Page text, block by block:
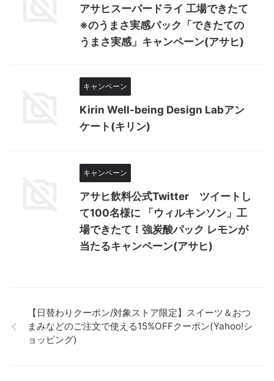
アサヒスーパードライ 工場できたて
※のうまさ実感パック「できたての
うまさ実感」キャンペーン(アサヒ)
キャンペーン
Kirin Well-being Design Labアン
ケート(キリン)
キャンペーン
アサヒ飲料公式Twitter ツイートし
て100名様に 「ウィルキンソン」工
場できたて！強炭酸パック レモンが
当たるキャンペーン(アサヒ)
【日替わりクーポン/対象ストア限定】スイーツ＆おつ
まみなどのご注文で使える15%OFFクーポン(Yahoo!シ
ョッピング)